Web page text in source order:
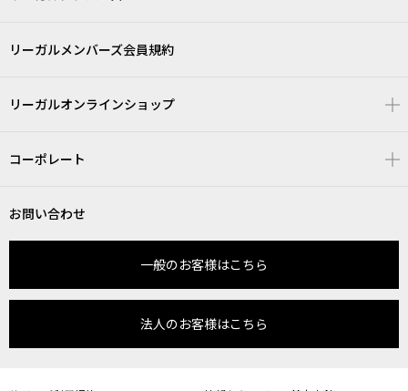
リーガルメンバーズ会員規約
リーガルオンラインショップ
コーポレート
お問い合わせ
一般のお客様はこちら
法人のお客様はこちら